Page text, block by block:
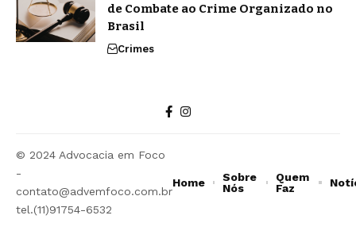
de Combate ao Crime Organizado no
Brasil
Crimes
© 2024 Advocacia em Foco
-
contato@advemfoco.com.br
tel.(11)91754-6532
Home
Sobre
Nós
Quem
Faz